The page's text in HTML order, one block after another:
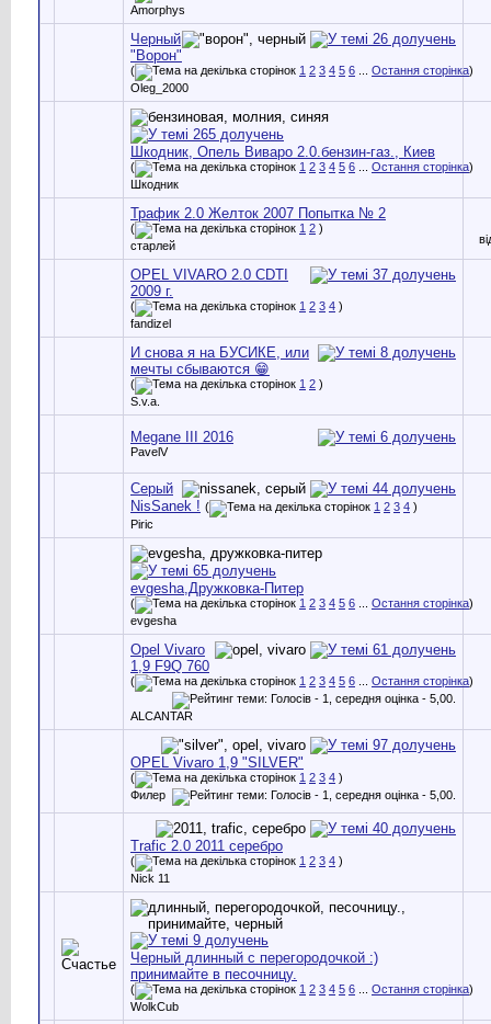
Amorphys
Черный
"Ворон"
( 1 2 3 4 5 6 Остання сторінка)
Oleg_2000
Шкодник, Опель Виваро 2.0.бензин-газ., Киев
( 1 2 3 4 5 6 Остання сторінка)
Шкодник
Трафик 2.0 Желток 2007 Попытка № 2
( 1 2 )
старлей
OPEL VIVARO 2.0 CDTI
2009 г.
( 1 2 3 4 )
fandizel
И снова я на БУСИКЕ, или
мечты сбываются 😁
( 1 2 )
S.v.a.
Megane III 2016
PavelV
Серый
NisSanek ! ( 1 2 3 4 )
Piric
evgesha,Дружковка-Питер
( 1 2 3 4 5 6 Остання сторінка)
evgesha
Opel Vivaro
1,9 F9Q 760
( 1 2 3 4 5 6 Остання сторінка)
ALCANTAR
OPEL Vivaro 1,9 "SILVER"
( 1 2 3 4 )
Филер
Trafic 2.0 2011 серебро
( 1 2 3 4 )
Nick 11
Черный длинный с перегородочкой :)
принимайте в песочницу.
( 1 2 3 4 5 6 Остання сторінка)
WolkCub